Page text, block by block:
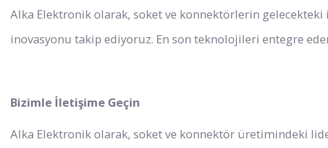
Alka Elektronik olarak, soket ve konnektörlerin
inovasyonu takip ediyoruz. En son teknolojileri entegre
Bizimle İletişime Geçin
Alka Elektronik olarak, soket ve konnektör üretimindeki